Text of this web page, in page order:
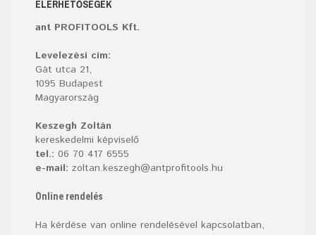
ELÉRHETŐSÉGEK
ant PROFITOOLS Kft.
Levelezési cím:
Gát utca 21,
1095 Budapest
Magyarország
Keszegh Zoltán
kereskedelmi képviselő
tel.: 06 70 417 6555
e-mail: zoltan.keszegh@antprofitools.hu
Online rendelés
Ha kérdése van online rendelésével kapcsolatban,